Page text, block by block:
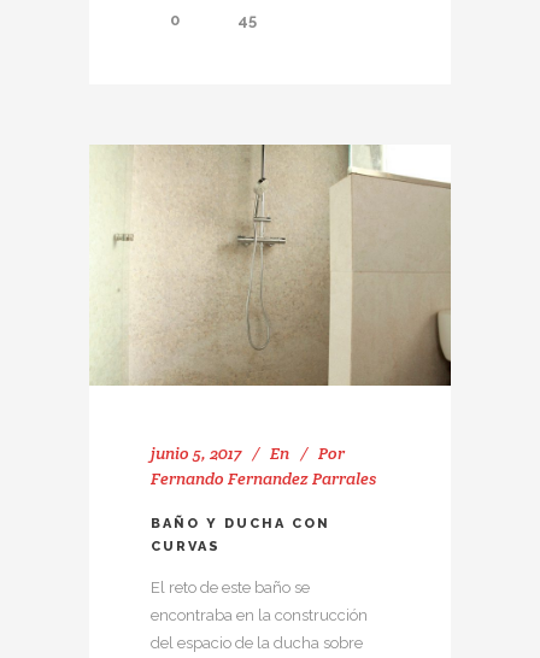
0 45
junio 5, 2017 En
Por
Fernando Fernandez Parrales
BAÑO Y DUCHA CON
CURVAS
El reto de este baño se
encontraba en la construcción
del espacio de la ducha sobre